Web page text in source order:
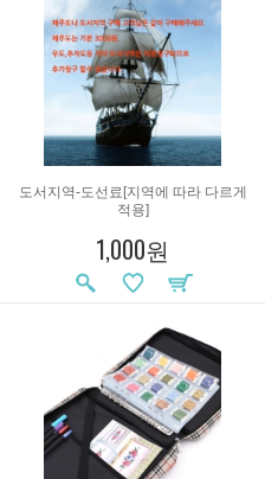
도서지역-도선료[지역에 따라 다르게
적용]
1,000원